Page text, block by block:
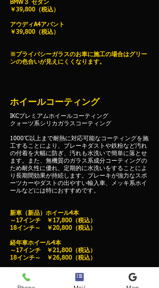
BMW３ セダン
￥39,800（税込）
アウディA4アバント
￥39,800（税込）
※プライバシーガラスのお車に施工の場合はグリー
ンの色合いが見えにくくなります。
ホイールコーティング
IKCプレミアムホイールコーティング
クォーツ系シリカガラスコーティング
1000℃以上まで耐熱に対応可能なコーティングを施
工することにより、ブレーキダストや鉄粉など汚れ
の付着を大幅に防ぎ、汚れも水洗いで簡単に落とせ
ます。また、無機質のガラス系成分コーティングの
ため耐久性に優れ、定期的に水洗いをすることによ
り長期間効果が持続します。ブレーキが強力なスポ
ーツカーやダストの出やすい輸入車、メッキ系ホイ
ールなどには特におすすめです。
新車（新品）ホイール4本
～17インチ ￥17,800（税込）
18インチ～ ￥20,800（税込）
経年車ホイール4本
～17インチ ￥21,800（税込）
18インチ～ ￥26,800（税込）
※経年ホイールは汚れ除去、洗浄費用など含みます